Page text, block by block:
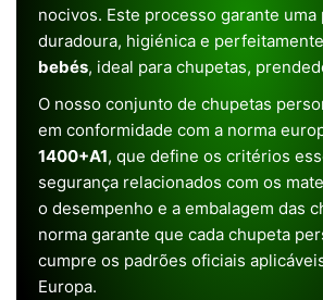
nocivos. Este processo garante uma
duradoura, higiénica e perfeitamente
bebés, ideal para chupetas,
O nosso conjunto de chupetas
em conformidade com a norma
1400+A1, que define os critérios
segurança relacionados com os
o desempenho e a embalagem das
norma garante que cada chupeta
cumpre os padrões oficiais
Europa.